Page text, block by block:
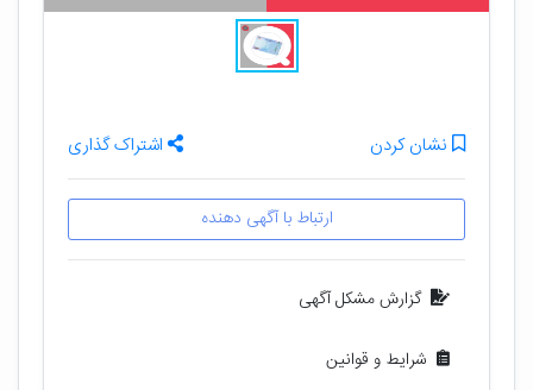
نشان کردن اشتراک گذاری
ارتباط با آگهی دهنده
گزارش مشکل آگهی
شرایط و قوانین